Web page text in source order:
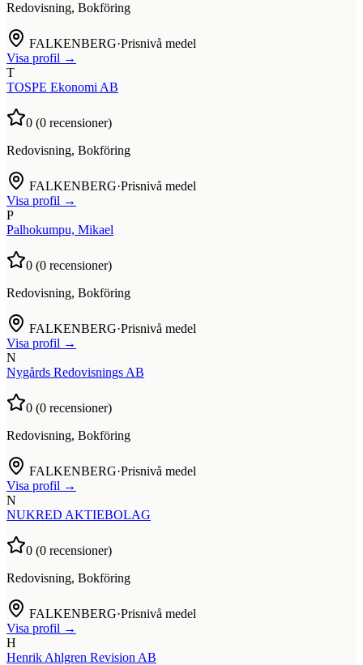
Redovisning, Bokföring
FALKENBERG·Prisnivå medel
Visa profil →
T
TOSPE Ekonomi AB
0 (0 recensioner)
Redovisning, Bokföring
FALKENBERG·Prisnivå medel
Visa profil →
P
Palhokumpu, Mikael
0 (0 recensioner)
Redovisning, Bokföring
FALKENBERG·Prisnivå medel
Visa profil →
N
Nygårds Redovisnings AB
0 (0 recensioner)
Redovisning, Bokföring
FALKENBERG·Prisnivå medel
Visa profil →
N
NUKRED AKTIEBOLAG
0 (0 recensioner)
Redovisning, Bokföring
FALKENBERG·Prisnivå medel
Visa profil →
H
Henrik Ahlgren Revision AB